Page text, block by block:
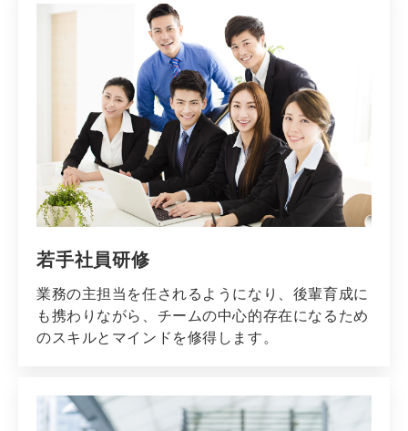
若手社員研修
業務の主担当を任されるようになり、後輩育成に
も携わりながら、チームの中心的存在になるため
のスキルとマインドを修得します。